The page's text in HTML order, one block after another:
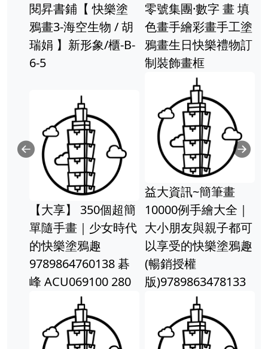
閱昇書鋪【 快樂塗
鴉畫3-海空生物 / 胡
瑞娟 】新形象/櫃-B-
6-5
零號集團·數字 畫 填
色畫手繪彩畫手工塗
鴉畫生日快樂禮物訂
制裝飾畫框
【大享】 350個超簡
單隨手畫｜少女時代
的快樂塗鴉趣
9789864760138 碁
峰 ACU069100 280
益大資訊~簡筆畫
10000例手繪大全｜
大小朋友與親子都可
以享受的快樂塗鴉趣
(暢銷授權
版)9789863478133
Previous